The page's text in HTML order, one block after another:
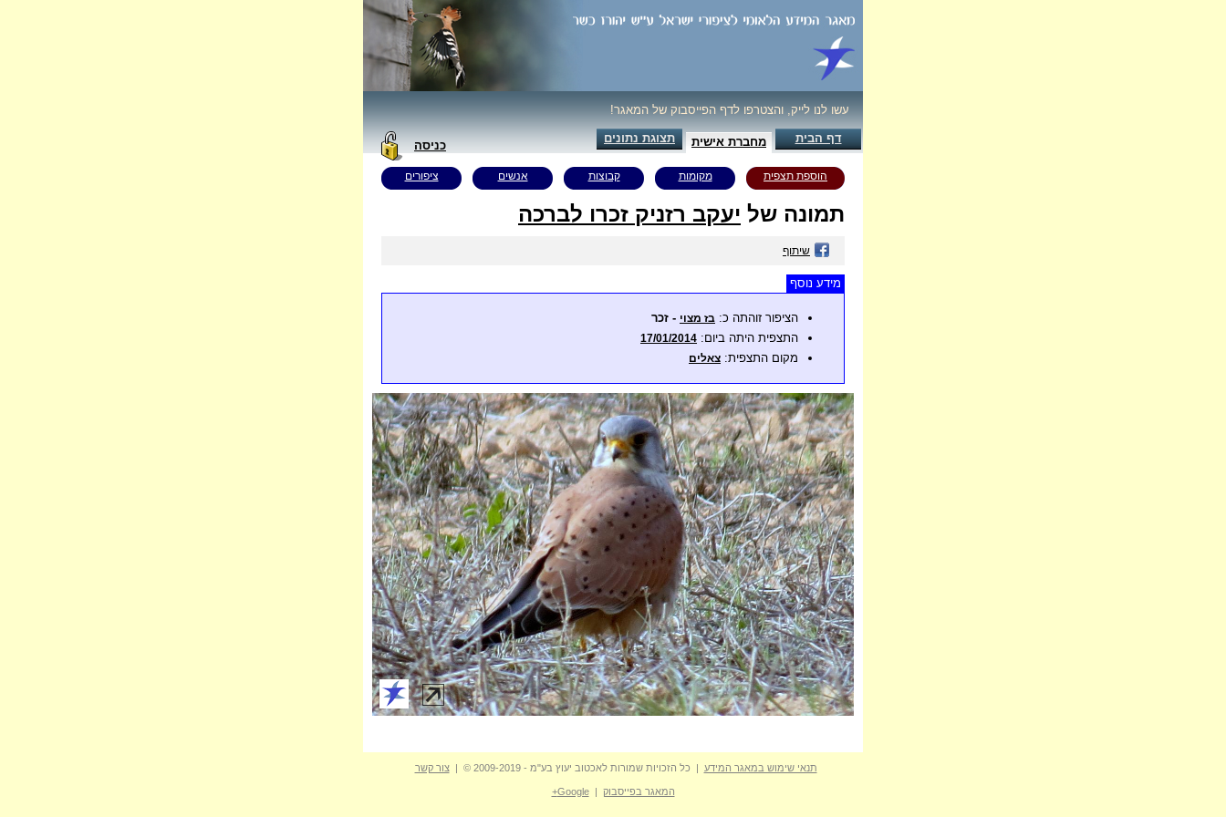
עשו לנו לייק, והצטרפו לדף הפייסבוק של המאגר!
דף הבית מחברת אישית תצוגת נתונים
כניסה
הוספת תצפית מקומות קבוצות אנשים ציפורים
תמונה של יעקב רזניק זכרו לברכה
שיתוף
מידע נוסף
הציפור זוהתה כ: בז מצוי - זכר
התצפית היתה ביום: 17/01/2014
מקום התצפית: צאלים
תנאי שימוש במאגר המידע | כל הזכויות שמורות לאכטוב יעוץ בע"מ - 2009-2019 © | צור קשר
המאגר בפייסבוק |
Google+